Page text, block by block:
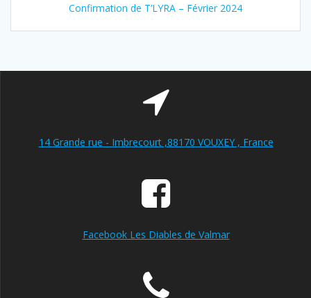
Confirmation de T’LYRA – Février 2024
14 Grande rue - Imbrecourt ,88170 VOUXEY , France
Facebook Les Diables de Valmar